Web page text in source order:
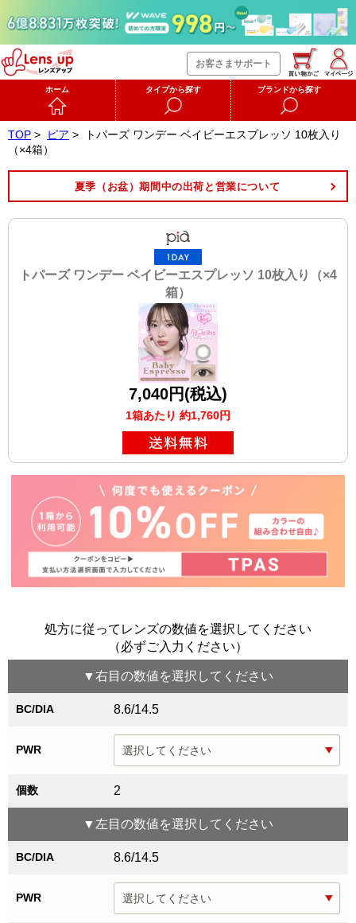
お客さまサポート
ホーム タイプから探す ブランドから探す
TOP > ピア >
トパーズ ワンデー ベイビーエスプレッソ 10枚入り
（×4箱）
夏季（お盆）期間中の出荷と営業について
トパーズ ワンデー ベイビーエスプレッソ 10枚入り（×4
箱）
7,040円(税込)
1箱あたり 約1,760円
処方に従ってレンズの数値を選択してください
（必ずご入力ください）
▼右目 の数値を選択してください
BC/DIA 8.6/14.5
PWR
個数 2
▼左目 の数値を選択してください
BC/DIA 8.6/14.5
PWR